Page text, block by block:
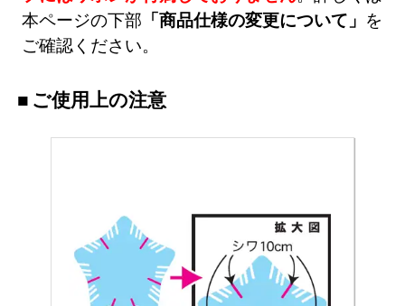
本ページの下部 「商品仕様の変更について」 を
ご確認ください。
ご使用上の注意